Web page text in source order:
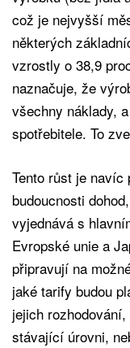
což je nejvyšší
některých
vzrostly o 38,9
naznačuje, že
všechny náklady,
spotřebitele. To
Tento růst je navíc
budoucnosti
vyjednává s
Evropské unie a
připravují na
jaké tarify budou
jejich
stávající úrovni,